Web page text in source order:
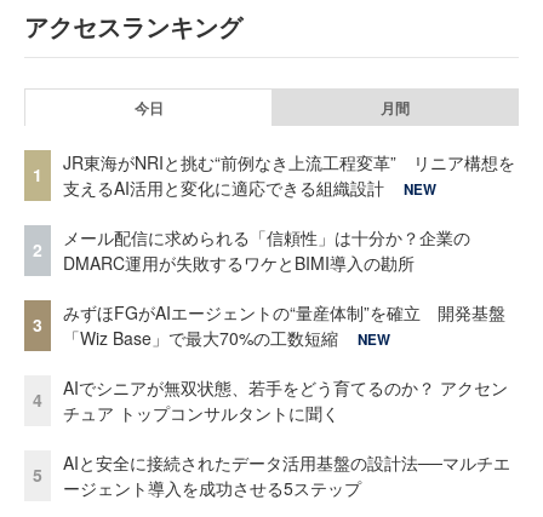
アクセスランキング
今日 月間
1
JR東海がNRIと挑む“前例なき上流工程変革” リニア構想を
支えるAI活用と変化に適応できる組織設計
NEW
2
メール配信に求められる「信頼性」は十分か？企業の
DMARC運用が失敗するワケとBIMI導入の勘所
3
みずほFGがAIエージェントの“量産体制”を確立 開発基盤
「Wiz Base」で最大70%の工数短縮
NEW
4
AIでシニアが無双状態、若手をどう育てるのか？ アクセン
チュア トップコンサルタントに聞く
5
AIと安全に接続されたデータ活用基盤の設計法──マルチエ
ージェント導入を成功させる5ステップ